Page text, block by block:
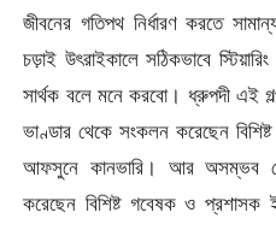
জীবনের গতিপথ নির্ধারণ করতে
চড়াই উৎরাইকালে সঠিকভাবে
সার্থক বলে মনে করবো। ধ্রুপদী এই
ভাণ্ডার থেকে সংকলন করেছেন
আফসুনে কানভারি। আর অসম্ভব
করেছেন বিশিষ্ট গবেষক ও প্রশাসক